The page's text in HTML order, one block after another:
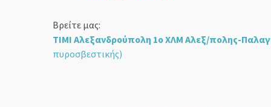
Βρείτε μας:
ΤΙΜΙ Αλεξανδρούπολη 1ο ΧΛΜ Αλεξ/πολης-
πυροσβεστικής)